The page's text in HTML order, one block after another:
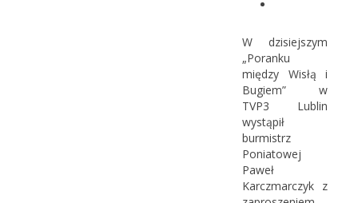
W dzisiejszym
„Poranku
między Wisłą i
Bugiem” w
TVP3 Lublin
wystąpił
burmistrz
Poniatowej
Paweł
Karczmarczyk z